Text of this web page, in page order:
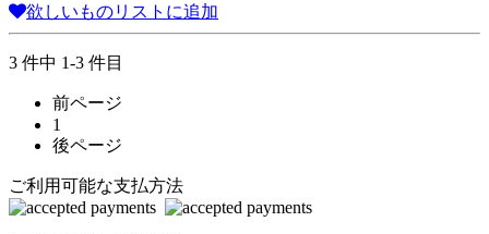
欲しいものリストに追加
3 件中 1-3 件目
前ページ
1
後ページ
ご利用可能な支払方法